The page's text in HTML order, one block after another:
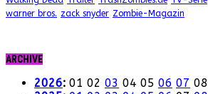
warner bros. zack snyder Zombie-Magazin
ARCHIVE
2026: 01 02 03 04 05 06 07 08